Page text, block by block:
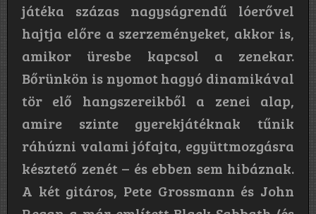
játéka százas nagyságrendű lóerővel
hajtja előre a szerzeményeket, akkor is,
amikor üresbe kapcsol a zenekar.
Bőrünkön is nyomot hagyó dinamikával
tör elő hangszereikből a zenei alap,
amire szinte gyerekjátéknak tűnik
ráhúzni valami jófajta, együttmozgásra
késztető zenét – és ebben sem hibáznak.
A két gitáros, Pete Grossmann és John